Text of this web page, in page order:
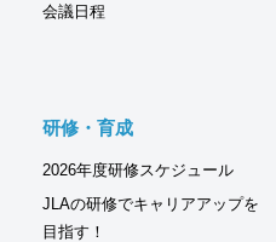
会議日程
研修・育成
2026年度研修スケジュール
JLAの研修でキャリアアップを
目指す！